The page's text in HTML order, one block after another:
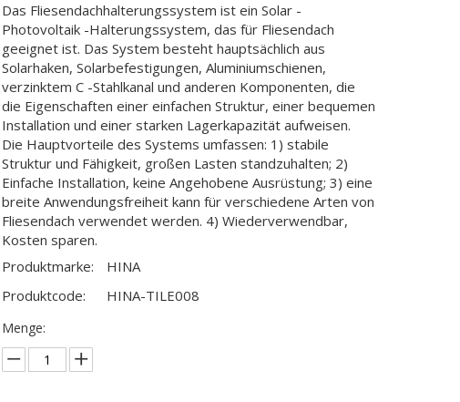
Das Fliesendachhalterungssystem ist ein Solar -
Photovoltaik -Halterungssystem, das für Fliesendach
geeignet ist. Das System besteht hauptsächlich aus
Solarhaken, Solarbefestigungen, Aluminiumschienen,
verzinktem C -Stahlkanal und anderen Komponenten, die
die Eigenschaften einer einfachen Struktur, einer bequemen
Installation und einer starken Lagerkapazität aufweisen.
Die Hauptvorteile des Systems umfassen: 1) stabile
Struktur und Fähigkeit, großen Lasten standzuhalten; 2)
Einfache Installation, keine Angehobene Ausrüstung; 3) eine
breite Anwendungsfreiheit kann für verschiedene Arten von
Fliesendach verwendet werden. 4) Wiederverwendbar,
Kosten sparen.
Produktmarke:
HINA
Produktcode:
HINA-TILE008
Menge: